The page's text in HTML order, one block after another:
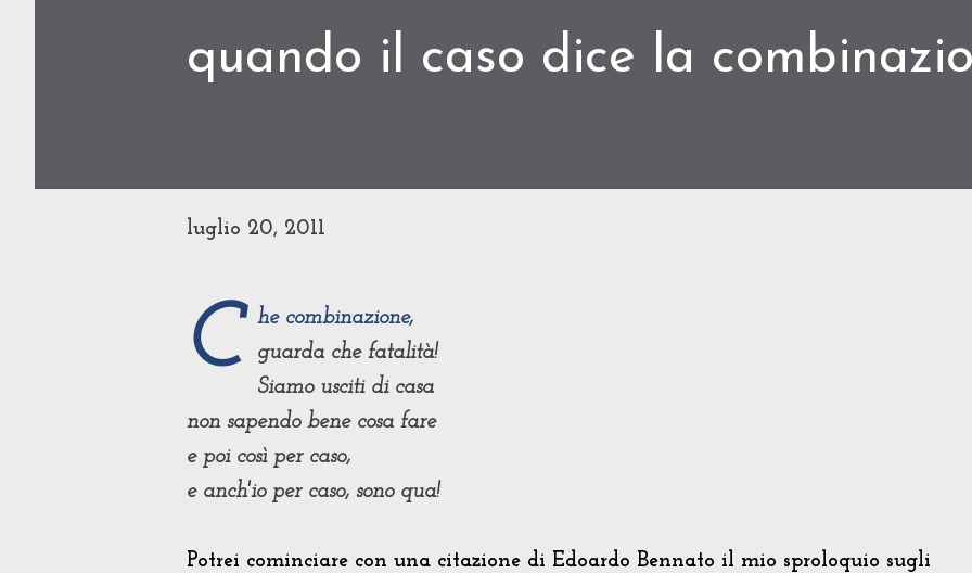
quando il caso dice la
luglio 20, 2011
C
he combinazione,
guarda che fatalità!
Siamo usciti di casa
non sapendo bene cosa fare
e poi così per caso,
e anch'io per caso, sono qua!
Potrei cominciare con una citazione di Edoardo Bennato il mio sproloquio sugli